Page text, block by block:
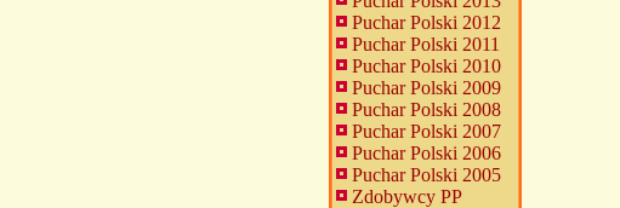
Puchar Polski 2012
Puchar Polski 2011
Puchar Polski 2010
Puchar Polski 2009
Puchar Polski 2008
Puchar Polski 2007
Puchar Polski 2006
Puchar Polski 2005
Zdobywcy PP